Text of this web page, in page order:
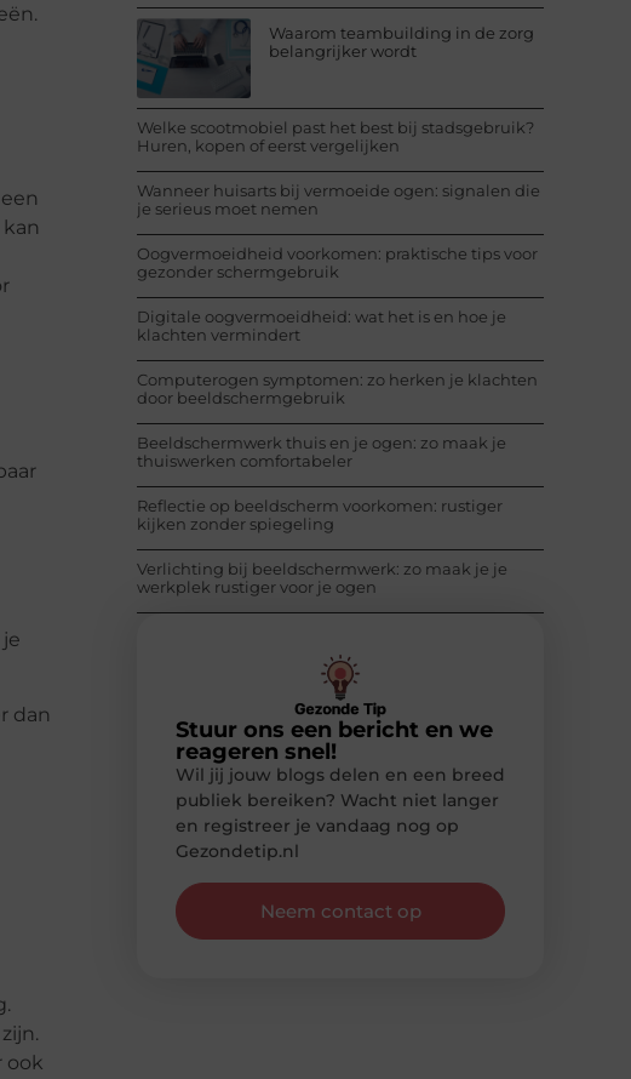
dan
ook
Waarom teambuilding in de zorg
belangrijker wordt
Welke scootmobiel past het best bij stadsgebruik?
Huren, kopen of eerst vergelijken
Wanneer huisarts bij vermoeide ogen: signalen die
je serieus moet nemen
Oogvermoeidheid voorkomen: praktische tips voor
gezonder schermgebruik
Digitale oogvermoeidheid: wat het is en hoe je
klachten vermindert
Computerogen symptomen: zo herken je klachten
door beeldschermgebruik
Beeldschermwerk thuis en je ogen: zo maak je
thuiswerken comfortabeler
Reflectie op beeldscherm voorkomen: rustiger
kijken zonder spiegeling
Verlichting bij beeldschermwerk: zo maak je je
werkplek rustiger voor je ogen
Stuur ons een bericht en we
reageren snel!
Wil jij jouw blogs delen en een breed
publiek bereiken? Wacht niet langer
en registreer je vandaag nog op
Gezondetip.nl
Neem contact op